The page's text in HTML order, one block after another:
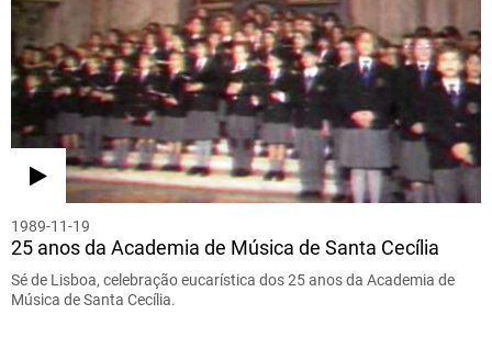
1989-11-19
25 anos da Academia de Música de Santa Cecília
Sé de Lisboa, celebração eucarística dos 25 anos da Academia de
Música de Santa Cecília.